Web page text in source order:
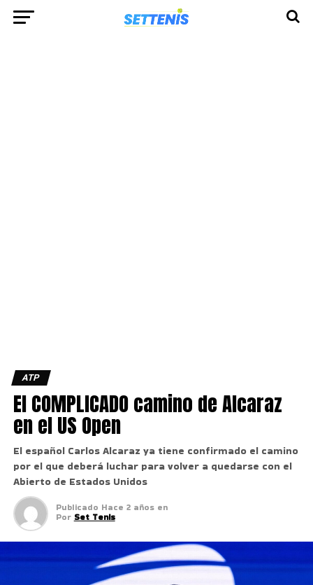
ATP
El COMPLICADO camino de Alcaraz
en el US Open
El español Carlos Alcaraz ya tiene confirmado el camino
por el que deberá luchar para volver a quedarse con el
Abierto de Estados Unidos
Publicado Hace 2 años en
Por Set Tenis